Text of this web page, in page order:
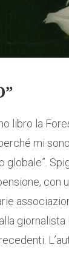
libro la
mi
globale”.
con
giornalista